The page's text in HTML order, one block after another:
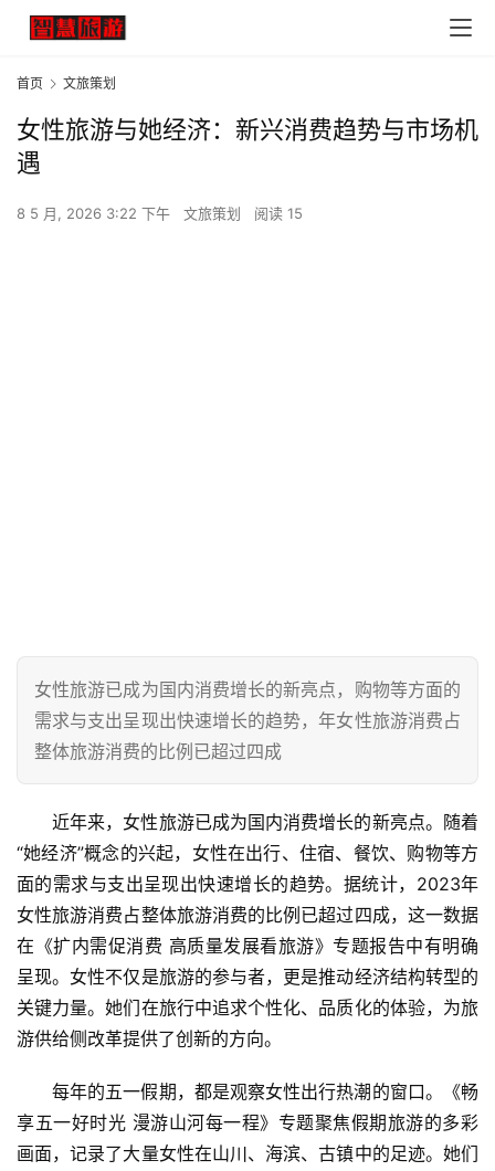
页
首页 文旅策划
女性旅游与她经济：新兴消费趋势与市场机
遇
8 5 月, 2026 3:22 下午 文旅策划 阅读 15
女性旅游已成为国内消费增长的新亮点，购物等方面的
需求与支出呈现出快速增长的趋势，年女性旅游消费占
整体旅游消费的比例已超过四成
近年来，女性旅游已成为国内消费增长的新亮点。随着
“她经济”概念的兴起，女性在出行、住宿、餐饮、购物等方
面的需求与支出呈现出快速增长的趋势。据统计，2023年
女性旅游消费占整体旅游消费的比例已超过四成，这一数据
在《扩内需促消费 高质量发展看旅游》专题报告中有明确
呈现。女性不仅是旅游的参与者，更是推动经济结构转型的
关键力量。她们在旅行中追求个性化、品质化的体验，为旅
游供给侧改革提供了创新的方向。
每年的五一假期，都是观察女性出行热潮的窗口。《畅
享五一好时光 漫游山河每一程》专题聚焦假期旅游的多彩
画面，记录了大量女性在山川、海滨、古镇中的足迹。她们